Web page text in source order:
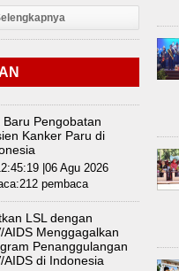
Baru Pengobatan
Kanker Paru di
|06 Agu 2026
pembaca
LSL dengan
AIDS Menggagalkan
Penanggulangan
AIDS di Indonesia